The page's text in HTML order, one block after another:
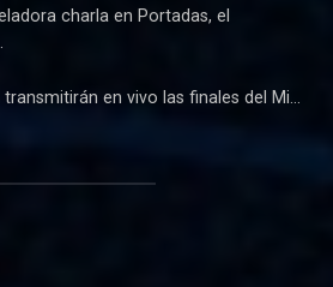
charla en Portadas, el
en vivo las finales del Mi...